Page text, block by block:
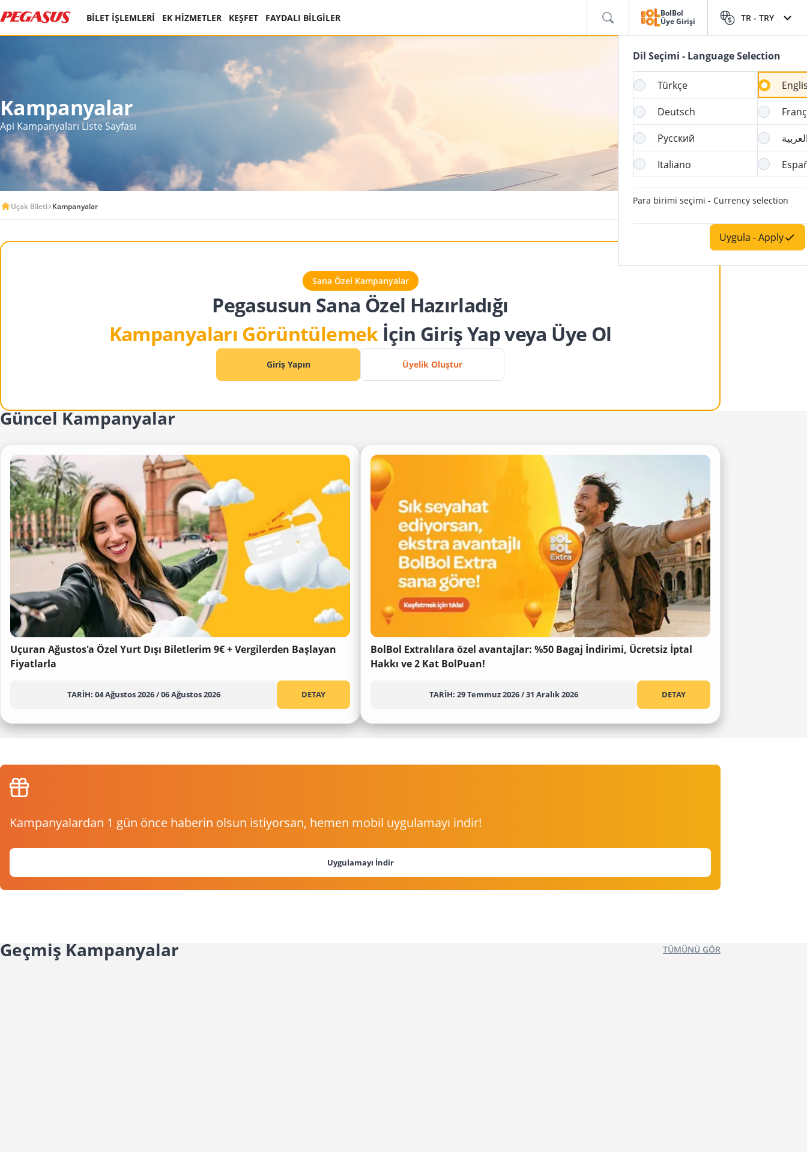
BİLET İŞLEMLERİ EK HİZMETLER KEŞFET FAYDALI BİLGİLER
BolBol
Üye Girişi
TR - TRY
Dil Seçimi - Language Selection
Türkçe
Deutsch
Русский
Italiano
Para birimi seçimi - Currency selection
Uygula - Apply
Kampanyalar
Api Kampanyaları Liste Sayfası
Uçak Bileti Kampanyalar
Sana Özel Kampanyalar
Pegasusun Sana Özel Hazırladığı
Kampanyaları Görüntülemekİçin Giriş Yap veya Üye Ol
Giriş Yapın Üyelik Oluştur
Güncel Kampanyalar
Uçuran Ağustos'a Özel Yurt Dışı Biletlerim 9€ + Vergilerden Başlayan
Fiyatlarla
TARİH: 04 Ağustos 2026/06 Ağustos 2026 DETAY
BolBol Extralılara özel avantajlar: %50 Bagaj İndirimi, Ücretsiz İptal
Hakkı ve 2 Kat BolPuan!
TARİH: 29 Temmuz 2026/31 Aralık 2026 DETAY
Kampanyalardan 1 gün önce haberin olsun istiyorsan, hemen mobil uygulamayı indir!
Uygulamayı İndir
Geçmiş Kampanyalar TÜMÜNÜ GÖR